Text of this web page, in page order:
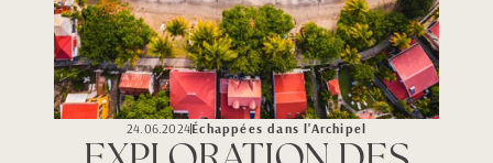
24.06.2024Échappées dans l'Archipel